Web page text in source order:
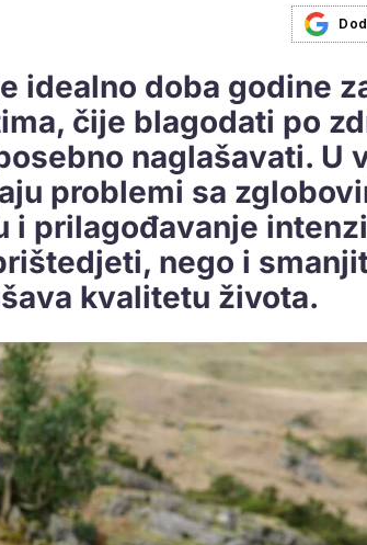
idealno doba godine
čije blagodati po
naglašavati. U
problemi sa
i prilagođavanje
nego i
kvalitetu života.